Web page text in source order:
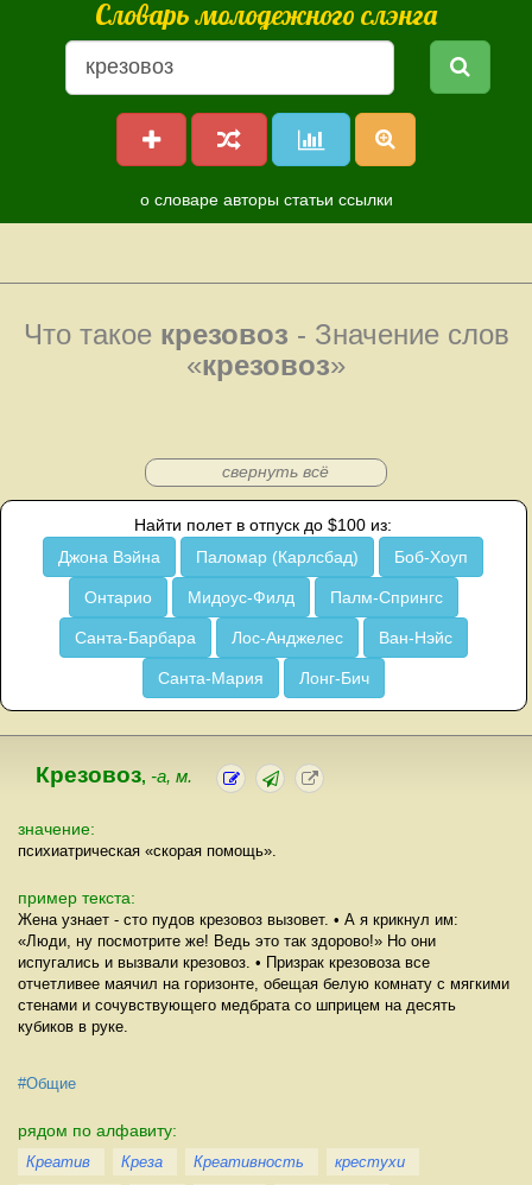
Словарь молодежного слэнга
о словаре авторы статьи ссылки
Что такое крезовоз - Значение слов
«крезовоз»
свернуть всё
Найти полет в отпуск до $100 из:
Джона Вэйна
Паломар (Карлсбад) Боб-Хоуп
Онтарио Мидоус-Филд Палм-Спрингс
Санта-Барбара Лос-Анджелес Ван-Нэйс
Санта-Мария Лонг-Бич
Крезовоз, -а, м.
значение:
психиатрическая «скорая помощь».
пример текста:
Жена узнает - сто пудов крезовоз вызовет. • А я крикнул им:
«Люди, ну посмотрите же! Ведь это так здорово!» Но они
испугались и вызвали крезовоз. • Призрак крезовоза все
отчетливее маячил на горизонте, обещая белую комнату с мягкими
стенами и сочувствующего медбрата со шприцем на десять
кубиков в руке.
#Общие
рядом по алфавиту:
Креатив Креза Креативность
крестухи